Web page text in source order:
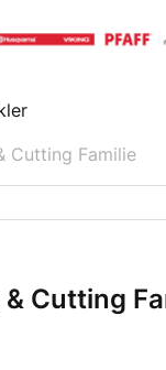
Cutting Familie
Cutting